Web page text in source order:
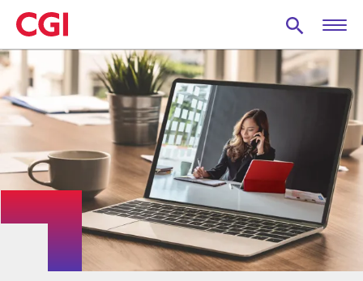
Skip
to
main
content